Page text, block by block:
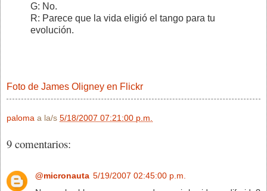
G: No.
R: Parece que la vida eligió el tango para tu
evolución.
Foto de James Oligney en Flickr
paloma a la/s 5/18/2007 07:21:00 p.m.
9 comentarios:
@micronauta 5/19/2007 02:45:00 p.m.